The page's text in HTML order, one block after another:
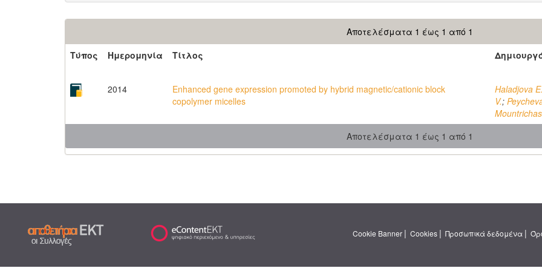
Αποτελέσματα 1 έως 1 από 1
Τύπος
Ημερομηνία Τίτλος
2014
Enhanced gene expression promoted by hybrid magnetic/cationic block
copolymer micelles
Haladjova
V.;
Αποτελέσματα 1 έως 1 από 1
Cookie Banner | Cookies | Προσωπικά δεδομένα |